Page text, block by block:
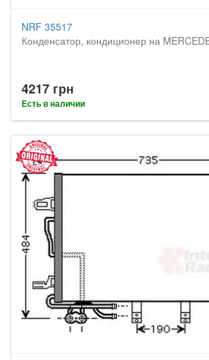
NRF 35517
Конденсатор, кондиционер на
4217 грн
Есть в наличии